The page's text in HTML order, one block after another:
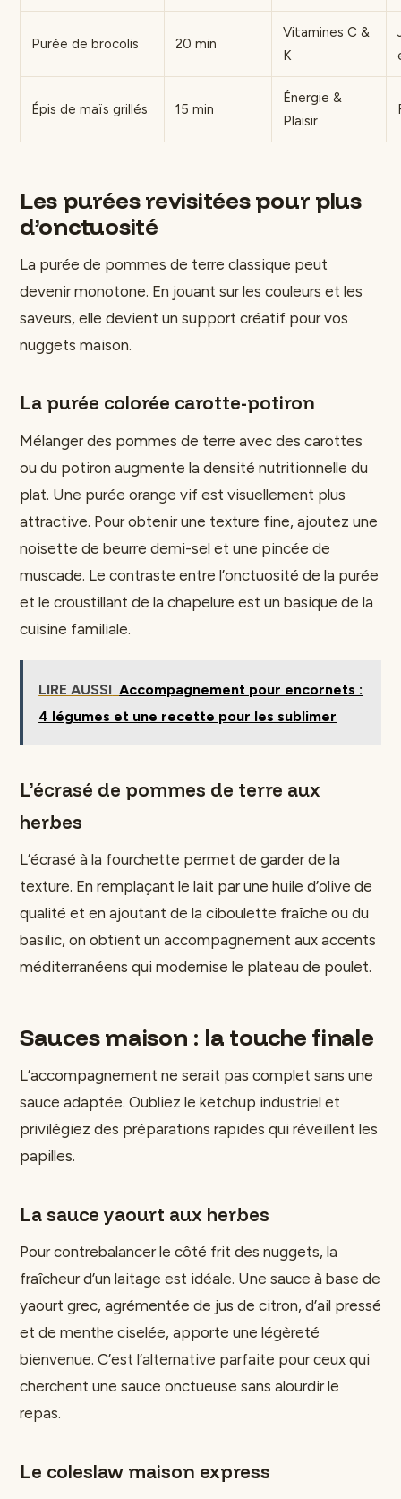
Purée de brocolis 20 min
Vitamines C &
K
Épis de maïs grillés 15 min
Énergie &
Plaisir
Les purées revisitées pour plus
d’onctuosité
La purée de pommes de terre classique peut
devenir monotone. En jouant sur les couleurs et les
saveurs, elle devient un support créatif pour vos
nuggets maison.
La purée colorée carotte-potiron
Mélanger des pommes de terre avec des carottes
ou du potiron augmente la densité nutritionnelle du
plat. Une purée orange vif est visuellement plus
attractive. Pour obtenir une texture fine, ajoutez une
noisette de beurre demi-sel et une pincée de
muscade. Le contraste entre l’onctuosité de la purée
et le croustillant de la chapelure est un basique de la
cuisine familiale.
LIRE AUSSI Accompagnement pour encornets :
4 légumes et une recette pour les sublimer
L’écrasé de pommes de terre aux
herbes
L’écrasé à la fourchette permet de garder de la
texture. En remplaçant le lait par une huile d’olive de
qualité et en ajoutant de la ciboulette fraîche ou du
basilic, on obtient un accompagnement aux accents
méditerranéens qui modernise le plateau de poulet.
Sauces maison : la touche finale
L’accompagnement ne serait pas complet sans une
sauce adaptée. Oubliez le ketchup industriel et
privilégiez des préparations rapides qui réveillent les
papilles.
La sauce yaourt aux herbes
Pour contrebalancer le côté frit des nuggets, la
fraîcheur d’un laitage est idéale. Une sauce à base de
yaourt grec, agrémentée de jus de citron, d’ail pressé
et de menthe ciselée, apporte une légèreté
bienvenue. C’est l’alternative parfaite pour ceux qui
cherchent une sauce onctueuse sans alourdir le
repas.
Le coleslaw maison express